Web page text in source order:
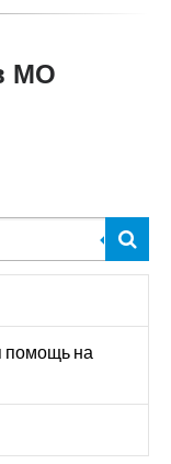
МО
помощь на